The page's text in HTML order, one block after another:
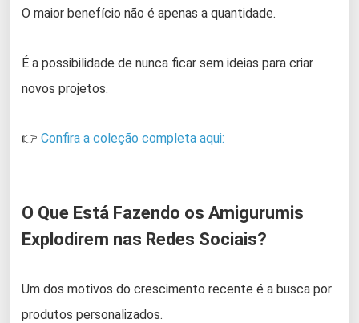
O maior benefício não é apenas a quantidade.
É a possibilidade de nunca ficar sem ideias para criar
novos projetos.
👉 Confira a coleção completa aqui:
O Que Está Fazendo os Amigurumis
Explodirem nas Redes Sociais?
Um dos motivos do crescimento recente é a busca por
produtos personalizados.